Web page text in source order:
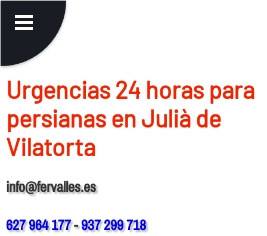
Urgencias 24 horas para
persianas en Julià de
Vilatorta
info@fervalles.es
627 964 177-937 299 718